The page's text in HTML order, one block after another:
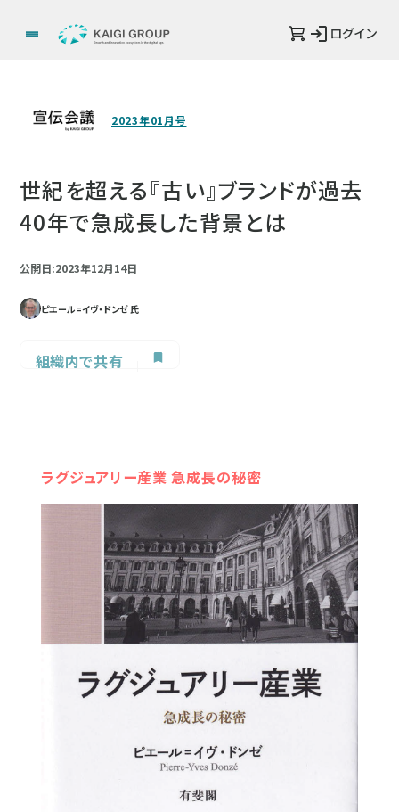
ログイン
2023年01月号
世紀を超える『古い』ブランドが過去
40年で急成長した背景とは
公開日:2023年12月14日
ピエール=イヴ・ドンゼ 氏
組織内で共有
ラグジュアリー産業 急成長の秘密